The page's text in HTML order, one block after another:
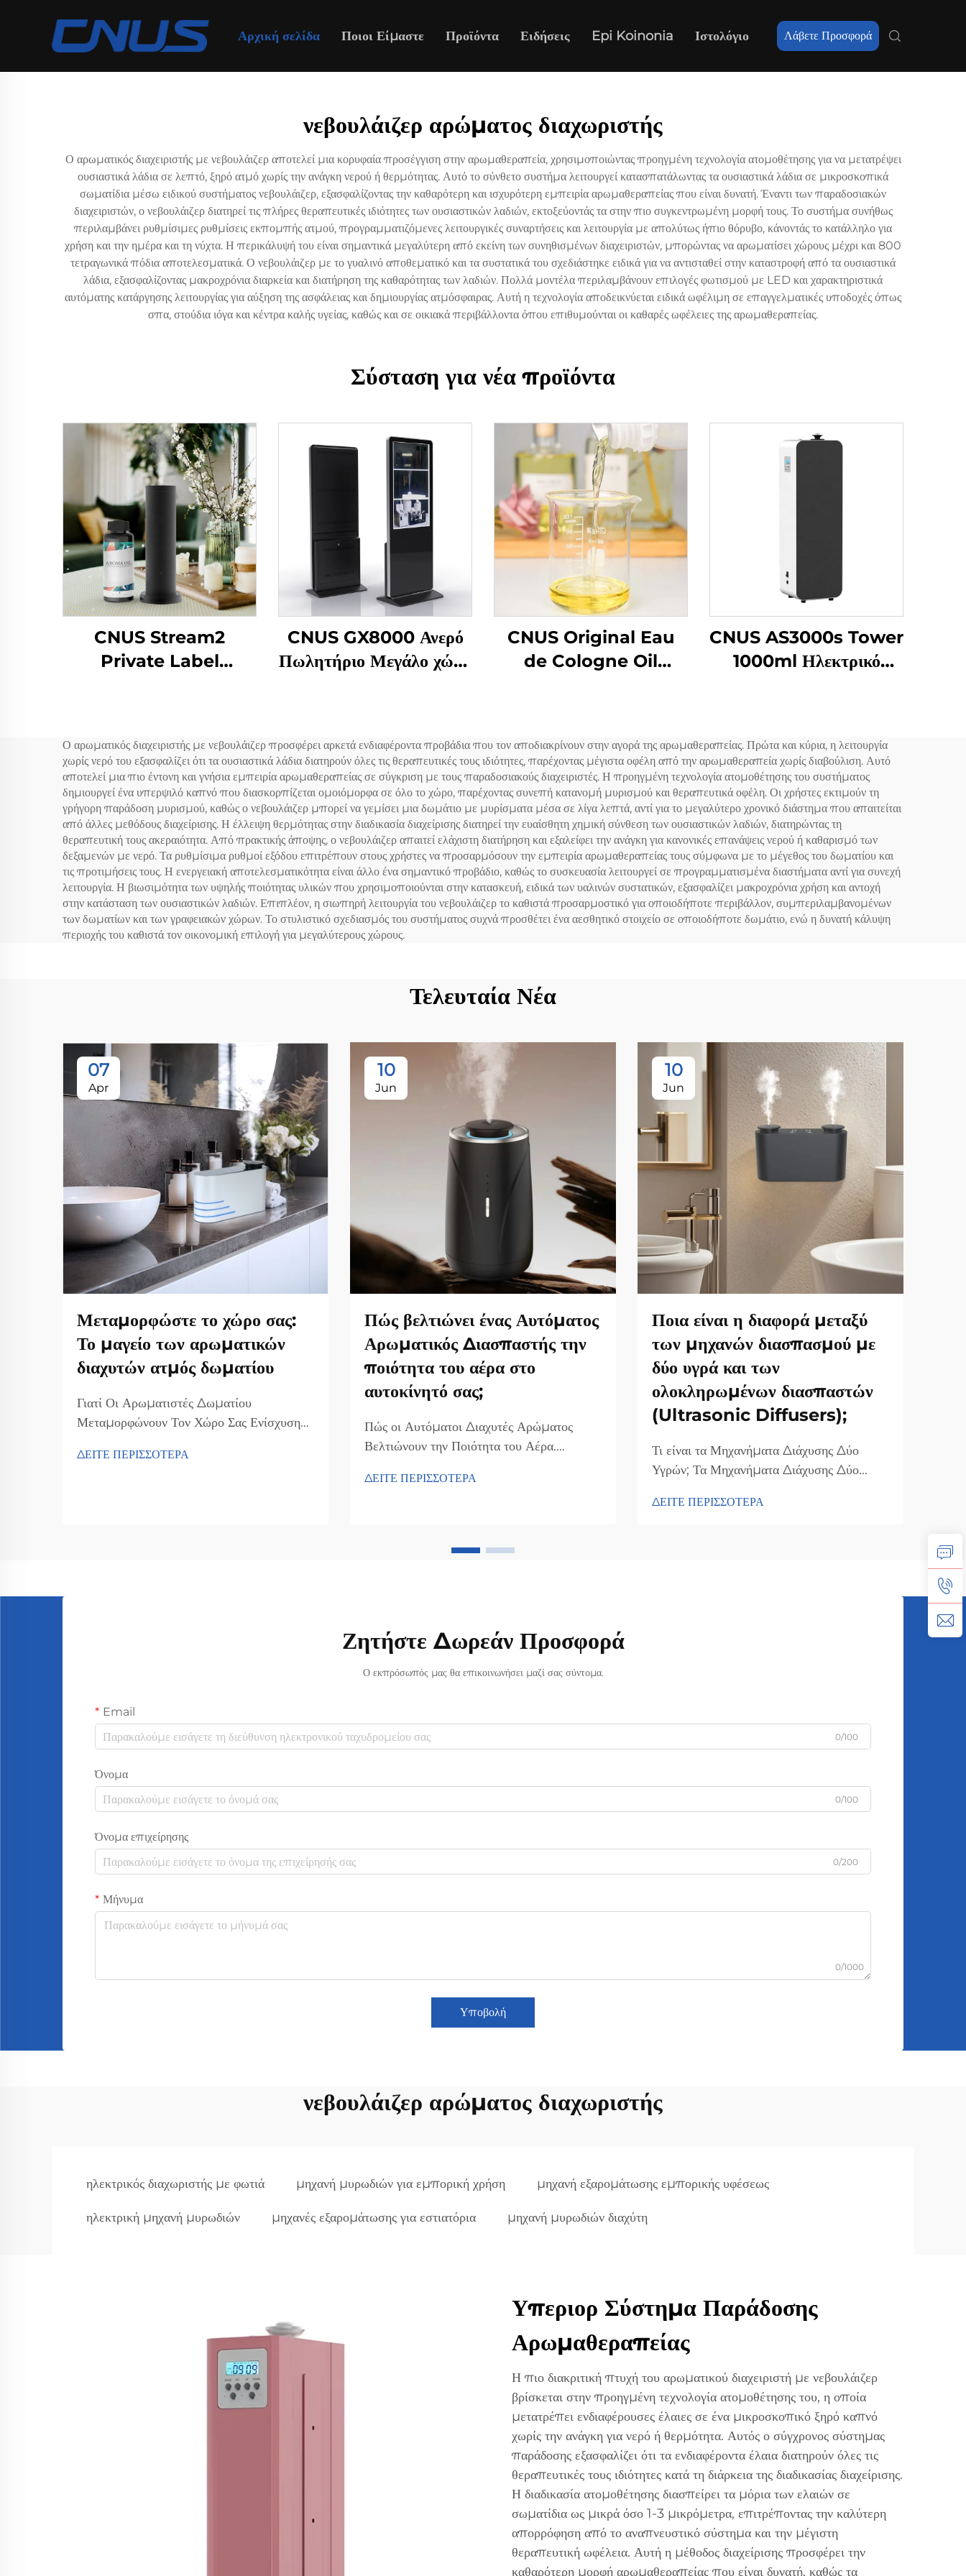
Αρχική σελίδα Ποιοι Είμαστε Προϊόντα Ειδήσεις Epi Koinonia Ιστολόγιο Λάβετε Προσφορά
νεβουλάιζερ αρώματος διαχωριστής
Ο αρωματικός διαχειριστής με νεβουλάιζερ αποτελεί μια κορυφαία προσέγγιση στην αρωμαθεραπεία, χρησιμοποιώντας προηγμένη τεχνολογία ατομοθέτησης για να μετατρέψει
ουσιαστικά λάδια σε λεπτό, ξηρό ατμό χωρίς την ανάγκη νερού ή θερμότητας. Αυτό το σύνθετο συστήμα λειτουργεί κατασπατάλωντας τα ουσιαστικά λάδια σε μικροσκοπικά
σωματίδια μέσω ειδικού συστήματος νεβουλάιζερ, εξασφαλίζοντας την καθαρότερη και ισχυρότερη εμπειρία αρωμαθεραπείας που είναι δυνατή. Έναντι των παραδοσιακών
διαχειριστών, ο νεβουλάιζερ διατηρεί τις πλήρες θεραπευτικές ιδιότητες των ουσιαστικών λαδιών, εκτοξεύοντάς τα στην πιο συγκεντρωμένη μορφή τους. Το συστήμα συνήθως
περιλαμβάνει ρυθμίσιμες ρυθμίσεις εκπομπής ατμού, προγραμματιζόμενες λειτουργικές συναρτήσεις και λειτουργία με απολύτως ήπιο θόρυβο, κάνοντάς το κατάλληλο για
χρήση και την ημέρα και τη νύχτα. Η περικάλυψή του είναι σημαντικά μεγαλύτερη από εκείνη των συνηθισμένων διαχειριστών, μπορώντας να αρωματίσει χώρους μέχρι και 800
τετραγωνικά πόδια αποτελεσματικά. Ο νεβουλάιζερ με το γυαλινό αποθεματικό και τα συστατικά του σχεδιάστηκε ειδικά για να αντισταθεί στην καταστροφή από τα ουσιαστικά
λάδια, εξασφαλίζοντας μακροχρόνια διαρκεία και διατήρηση της καθαρότητας των λαδιών. Πολλά μοντέλα περιλαμβάνουν επιλογές φωτισμού με LED και χαρακτηριστικά
αυτόματης κατάργησης λειτουργίας για αύξηση της ασφάλειας και δημιουργίας ατμόσφαιρας. Αυτή η τεχνολογία αποδεικνύεται ειδικά ωφέλιμη σε επαγγελματικές υποδοχές όπως
σπα, στούδια ιόγα και κέντρα καλής υγείας, καθώς και σε οικιακά περιβάλλοντα όπου επιθυμούνται οι καθαρές ωφέλειες της αρωμαθεραπείας.
Σύσταση για νέα προϊόντα
CNUS Stream2
Private Label
Έλαιο Ψυχρή Ομίχλη
Ασύρματη έξυπνη WIFI
έλεγχο Aroma Diffuser
CNUS GX8000 Ανερό
Πωλητήριο Μεγάλο χώρο
αφής Κίος
CNUS Original Eau
de Cologne Oil
Μηχανή Μυρωσίου
Διασκορπιστή
CNUS AS3000s Tower
1000ml Ηλεκτρικό
Αρωματικό Μηχανικό για
Εμπορικό Μεγάλο
Δωμάτιο
Ο αρωματικός διαχειριστής με νεβουλάιζερ προσφέρει αρκετά ενδιαφέροντα προβάδια που τον αποδιακρίνουν στην αγορά της αρωμαθεραπείας. Πρώτα και κύρια, η λειτουργία
χωρίς νερό του εξασφαλίζει ότι τα ουσιαστικά λάδια διατηρούν όλες τις θεραπευτικές τους ιδιότητες, παρέχοντας μέγιστα οφέλη από την αρωμαθεραπεία χωρίς διαβούλιση. Αυτό
αποτελεί μια πιο έντονη και γνήσια εμπειρία αρωμαθεραπείας σε σύγκριση με τους παραδοσιακούς διαχειριστές. Η προηγμένη τεχνολογία ατομοθέτησης του συστήματος
δημιουργεί ένα υπερψιλό καπνό που διασκορπίζεται ομοιόμορφα σε όλο το χώρο, παρέχοντας συνεπή κατανομή μυρισμού και θεραπευτικά οφέλη. Οι χρήστες εκτιμούν τη
γρήγορη παράδοση μυρισμού, καθώς ο νεβουλάιζερ μπορεί να γεμίσει μια δωμάτιο με μυρίσματα μέσα σε λίγα λεπτά, αντί για το μεγαλύτερο χρονικό διάστημα που απαιτείται
από άλλες μεθόδους διαχείρισης. Η έλλειψη θερμότητας στην διαδικασία διαχείρισης διατηρεί την ευαίσθητη χημική σύνθεση των ουσιαστικών λαδιών, διατηρώντας τη
θεραπευτική τους ακεραιότητα. Από πρακτικής άποψης, ο νεβουλάιζερ απαιτεί ελάχιστη διατήρηση και εξαλείφει την ανάγκη για κανονικές επανάψεις νερού ή καθαρισμό των
δεξαμενών με νερό. Τα ρυθμίσιμα ρυθμοί εξόδου επιτρέπουν στους χρήστες να προσαρμόσουν την εμπειρία αρωμαθεραπείας τους σύμφωνα με το μέγεθος του δωματίου και
τις προτιμήσεις τους. Η ενεργειακή αποτελεσματικότητα είναι άλλο ένα σημαντικό προβάδιο, καθώς το συσκευασία λειτουργεί σε προγραμματισμένα διαστήματα αντί για συνεχή
λειτουργία. Η βιωσιμότητα των υψηλής ποιότητας υλικών που χρησιμοποιούνται στην κατασκευή, ειδικά των υαλινών συστατικών, εξασφαλίζει μακροχρόνια χρήση και αντοχή
στην κατάσταση των ουσιαστικών λαδιών. Επιπλέον, η σιωπηρή λειτουργία του νεβουλάιζερ το καθιστά προσαρμοστικό για οποιοδήποτε περιβάλλον, συμπεριλαμβανομένων
των δωματίων και των γραφειακών χώρων. Το στυλιστικό σχεδιασμός του συστήματος συχνά προσθέτει ένα αεσθητικό στοιχείο σε οποιοδήποτε δωμάτιο, ενώ η δυνατή κάλυψη
περιοχής του καθιστά τον οικονομική επιλογή για μεγαλύτερους χώρους.
Τελευταία Νέα
07
Apr
Μεταμορφώστε το χώρο σας:
Το μαγείο των αρωματικών
διαχυτών ατμός δωματίου
Γιατί Οι Αρωματιστές Δωματίου
Μεταμορφώνουν Τον Χώρο Σας Ενίσχυση
αρωματιστές δωματίου πραγματικά
ΔΕΙΤΕ ΠΕΡΙΣΣΟΤΕΡΑ
10
Jun
Πώς βελτιώνει ένας Αυτόματος
Αρωματικός Διασπαστής την
ποιότητα του αέρα στο
αυτοκίνητό σας;
Πώς οι Αυτόματοι Διαχυτές Αρώματος
Βελτιώνουν την Ποιότητα του Αέρα.
προσθέστε αιθέριο έλαιο στη γυάλινη φιάλη
ΔΕΙΤΕ ΠΕΡΙΣΣΟΤΕΡΑ
10
Jun
Ποια είναι η διαφορά μεταξύ
των μηχανών διασπασμού με
δύο υγρά και των
ολοκληρωμένων διασπαστών
(Ultrasonic Diffusers);
Τι είναι τα Μηχανήματα Διάχυσης Δύο
Υγρών; Τα Μηχανήματα Διάχυσης Δύο
τομέα της τεχνολογίας διάχυσης αρωμάτων,
ΔΕΙΤΕ ΠΕΡΙΣΣΟΤΕΡΑ
τον
Ζητήστε Δωρεάν Προσφορά
Ο εκπρόσωπός μας θα επικοινωνήσει μαζί σας σύντομα.
Email
0/100
Όνομα
0/100
Όνομα επιχείρησης
0/200
Μήνυμα
0/1000
Υποβολή
νεβουλάιζερ αρώματος διαχωριστής
ηλεκτρικός διαχωριστής με φωτιά μηχανή μυρωδιών για εμπορική χρήση μηχανή εξαρομάτωσης εμπορικής υφέσεως
ηλεκτρική μηχανή μυρωδιών μηχανές εξαρομάτωσης για εστιατόρια μηχανή μυρωδιών διαχύτη
Υπεριορ Σύστημα Παράδοσης
Αρωμαθεραπείας
Η πιο διακριτική πτυχή του αρωματικού διαχειριστή με νεβουλάιζερ
βρίσκεται στην προηγμένη τεχνολογία ατομοθέτησης του, η οποία
μετατρέπει ενδιαφέρουσες έλαιες σε ένα μικροσκοπικό ξηρό καπνό
χωρίς την ανάγκη για νερό ή θερμότητα. Αυτός ο σύγχρονος σύστημας
παράδοσης εξασφαλίζει ότι τα ενδιαφέροντα έλαια διατηρούν όλες τις
θεραπευτικές τους ιδιότητες κατά τη διάρκεια της διαδικασίας διαχείρισης.
Η διαδικασία ατομοθέτησης διασπείρει τα μόρια των ελαιών σε
σωματίδια ως μικρά όσο 1-3 μικρόμετρα, επιτρέποντας την καλύτερη
απορρόφηση από το αναπνευστικό σύστημα και την μέγιστη
θεραπευτική ωφέλεια. Αυτή η μέθοδος διαχείρισης προσφέρει την
καθαρότερη μορφή αρωμαθεραπείας που είναι δυνατή, καθώς τα